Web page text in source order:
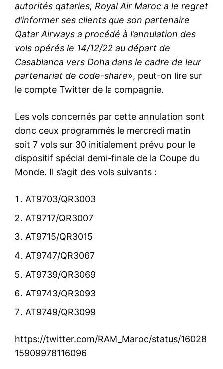
autorités qataries, Royal Air Maroc a le regret
d’informer ses clients que son partenaire
Qatar Airways a procédé à l’annulation des
vols opérés le 14/12/22 au départ de
Casablanca vers Doha dans le cadre de leur
partenariat de code-share», peut-on lire sur
le compte Twitter de la compagnie.
Les vols concernés par cette annulation sont
donc ceux programmés le mercredi matin
soit 7 vols sur 30 initialement prévu pour le
dispositif spécial demi-finale de la Coupe du
Monde. Il s’agit des vols suivants :
AT9703/QR3003
AT9717/QR3007
AT9715/QR3015
AT9747/QR3067
AT9739/QR3069
AT9743/QR3093
AT9749/QR3099
https://twitter.com/RAM_Maroc/status/16028
15909978116096